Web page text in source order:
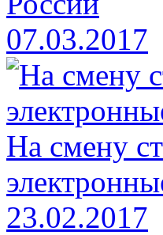
07.03.2017
На смену
23.02.2017